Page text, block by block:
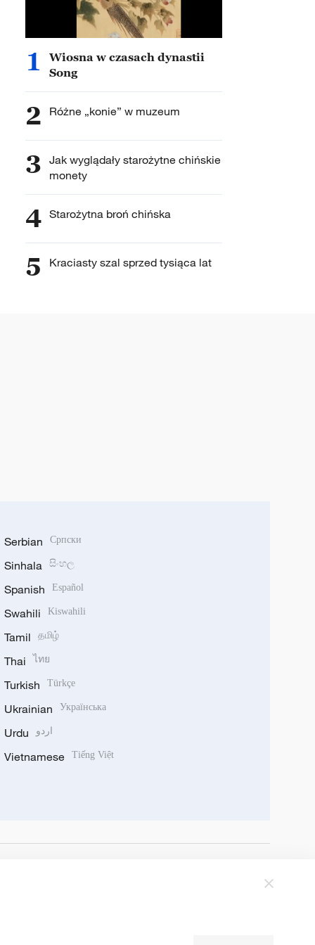
1
Wiosna w czasach dynastii
Song
2 Różne „konie” w muzeum
3 Jak wyglądały starożytne chińskie
monety
4 Starożytna broń chińska
5 Kraciasty szal sprzed tysiąca lat
Serbian Српски
Sinhala සිංහල
Spanish Español
Swahili Kiswahili
Tamil தமிழ்
Thai ไทย
Turkish Türkçe
Ukrainian Українська
Urdu اردو
Vietnamese Tiếng Việt